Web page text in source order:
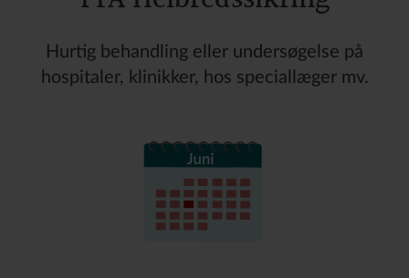
Hurtig behandling eller undersøgelse på
hospitaler, klinikker, hos speciallæger mv.